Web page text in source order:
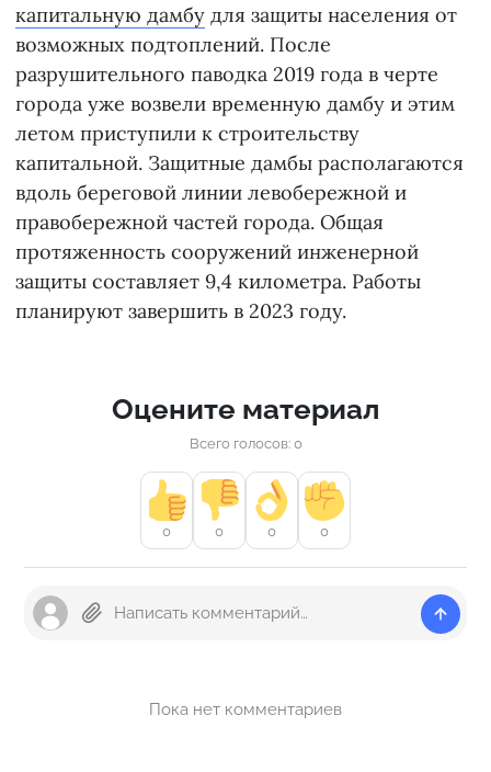
капитальную дамбу для защиты населения от
возможных подтоплений. После
разрушительного паводка 2019 года в черте
города уже возвели временную дамбу и этим
летом приступили к строительству
капитальной. Защитные дамбы располагаются
вдоль береговой линии левобережной и
правобережной частей города. Общая
протяженность сооружений инженерной
защиты составляет 9,4 километра. Работы
планируют завершить в 2023 году.
Оцените материал
Всего голосов: 0
0 0 0 0
Пока нет комментариев